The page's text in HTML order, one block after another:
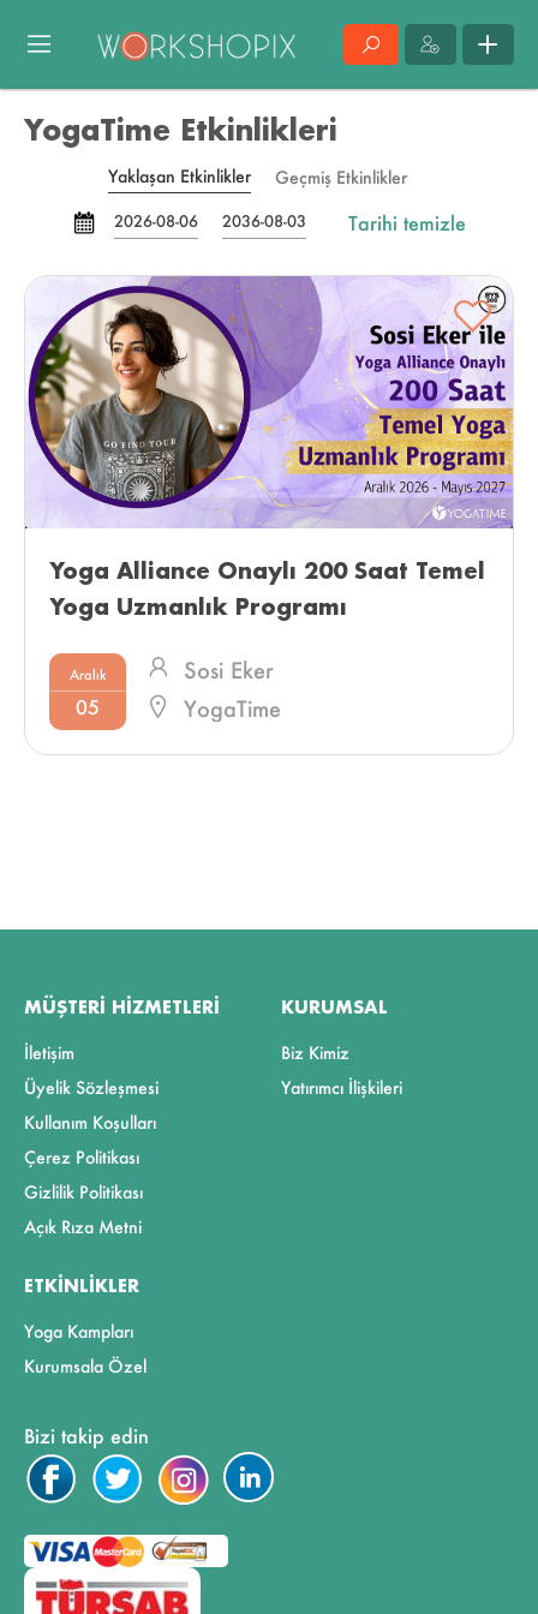
YogaTime Etkinlikleri
Yaklaşan Etkinlikler Geçmiş Etkinlikler
2026-08-06 2036-08-03 Tarihi temizle
Yoga Alliance Onaylı 200 Saat Temel
Yoga Uzmanlık Programı
Aralık
05
Sosi Eker
YogaTime
MÜŞTERI HIZMETLERI
İletişim
Üyelik Sözleşmesi
Kullanım Koşulları
Çerez Politikası
Gizlilik Politikası
Açık Rıza Metni
KURUMSAL
Biz Kimiz
Yatırımcı İlişkileri
ETKINLIKLER
Yoga Kampları
Kurumsala Özel
Bizi takip edin